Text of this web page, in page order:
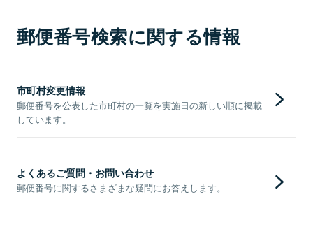
郵便番号検索に関する情報
市町村変更情報
郵便番号を公表した市町村の一覧を実施日の新しい順に掲載
しています。
よくあるご質問・お問い合わせ
郵便番号に関するさまざまな疑問にお答えします。